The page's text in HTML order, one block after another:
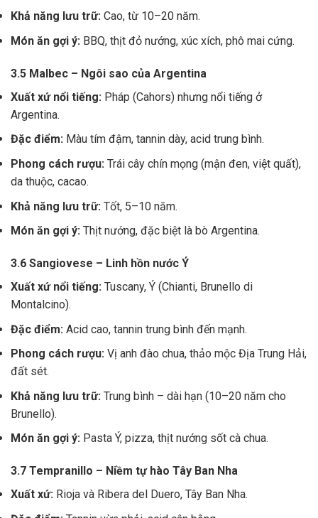
Khả năng lưu trữ: Cao, từ 10–20 năm.
Món ăn gợi ý: BBQ, thịt đỏ nướng, xúc xích, phô mai cứng.
3.5 Malbec – Ngôi sao của Argentina
Xuất xứ nổi tiếng: Pháp (Cahors) nhưng nổi tiếng ở
Argentina.
Đặc điểm: Màu tím đậm, tannin dày, acid trung bình.
Phong cách rượu: Trái cây chín mọng (mận đen, việt quất),
da thuộc, cacao.
Khả năng lưu trữ: Tốt, 5–10 năm.
Món ăn gợi ý: Thịt nướng, đặc biệt là bò Argentina.
3.6 Sangiovese – Linh hồn nước Ý
Xuất xứ nổi tiếng: Tuscany, Ý (Chianti, Brunello di
Montalcino).
Đặc điểm: Acid cao, tannin trung bình đến mạnh.
Phong cách rượu: Vị anh đào chua, thảo mộc Địa Trung Hải,
đất sét.
Khả năng lưu trữ: Trung bình – dài hạn (10–20 năm cho
Brunello).
Món ăn gợi ý: Pasta Ý, pizza, thịt nướng sốt cà chua.
3.7 Tempranillo – Niềm tự hào Tây Ban Nha
Xuất xứ: Rioja và Ribera del Duero, Tây Ban Nha.